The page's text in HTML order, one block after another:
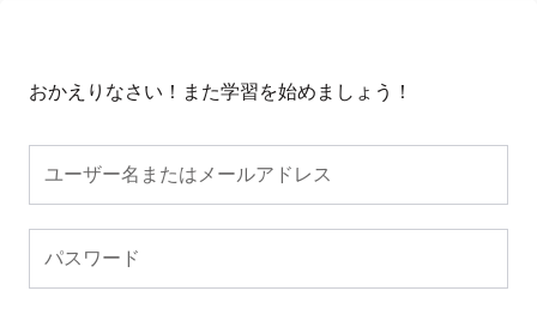
おかえりなさい！また学習を始めましょう！